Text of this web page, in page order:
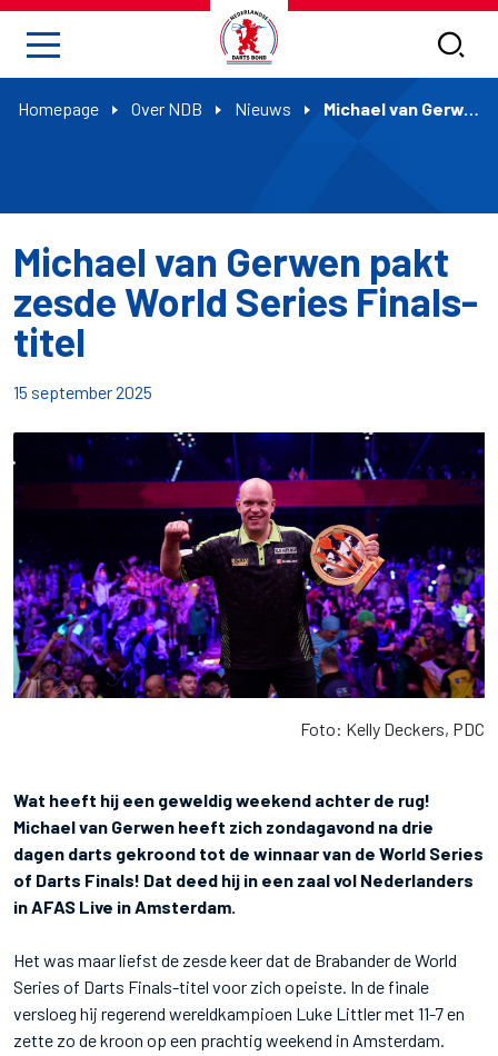
Homepage Over NDB Nieuws Michael van Gerwen pakt zesde World Series Finals-titel
Michael van Gerwen pakt
zesde World Series Finals-
titel
15 september 2025
Foto: Kelly Deckers, PDC
Wat heeft hij een geweldig weekend achter de rug!
Michael van Gerwen heeft zich zondagavond na drie
dagen darts gekroond tot de winnaar van de World Series
of Darts Finals! Dat deed hij in een zaal vol Nederlanders
in AFAS Live in Amsterdam.
Het was maar liefst de zesde keer dat de Brabander de World
Series of Darts Finals-titel voor zich opeiste. In de finale
versloeg hij regerend wereldkampioen Luke Littler met 11-7 en
zette zo de kroon op een prachtig weekend in Amsterdam.